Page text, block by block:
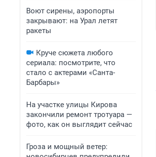
Воют сирены, аэропорты
закрывают: на Урал летят
ракеты
Круче сюжета любого
сериала: посмотрите, что
стало с актерами «Санта-
Барбары»
На участке улицы Кирова
закончили ремонт тротуара —
фото, как он выглядит сейчас
Гроза и мощный ветер: